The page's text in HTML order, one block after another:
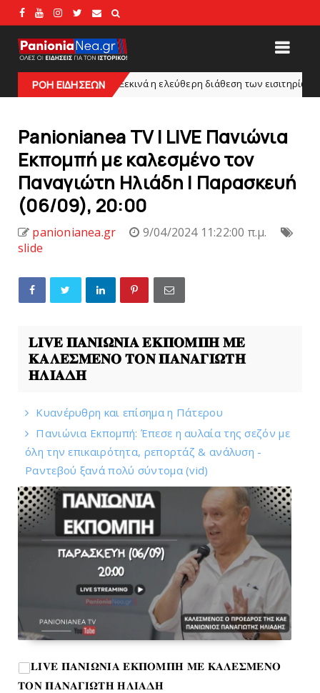
ΡΟΗ ΕΙΔΗΣΕΩΝ
Ξεκινά η ελεύθερη διάθεση των εισιτηρίων διαρκείας του
Panionianea TV | LIVE Πανιώνια
Εκπομπή με καλεσμένο τον
Παναγιώτη Ηλιάδη | Παρασκευή
(06/09), 20:00
panionianea.gr
9/04/2024 11:22:00 π.μ.
slide
𝐋𝐈𝐕𝐄 𝚷𝚨𝚴𝚰𝛀𝚴𝚰𝚨 𝚬𝚱𝚷𝚶𝚳𝚷𝚮 𝚳𝚬
𝚱𝚨𝚲𝚬𝚺𝚳𝚬𝚴𝚶 𝚻𝚶𝚴 𝚷𝚨𝚴𝚨𝚪𝚰𝛀𝚻𝚮
𝚮𝚲𝚰𝚨𝚫𝚮
Kυανέρυθρη και επίσημα η Πάτερου
Πανιώνια Εκπομπή: Έπεσε η αυλαία της σεζόν με
όλη την επικαιρότητα, ρεπορτάζ & ανάλυση -
Ραντεβού ξανά πολύ σύντομα (vid)
𝐋𝐈𝐕𝐄 𝚷𝚨𝚴𝚰𝛀𝚴𝚰𝚨 𝚬𝚱𝚷𝚶𝚳𝚷𝚮 𝚳𝚬 𝚱𝚨𝚲𝚬𝚺𝚳𝚬𝚴𝚶
𝚻𝚶𝚴 𝚷𝚨𝚴𝚨𝚪𝚰𝛀𝚻𝚮 𝚮𝚲𝚰𝚨𝚫𝚮